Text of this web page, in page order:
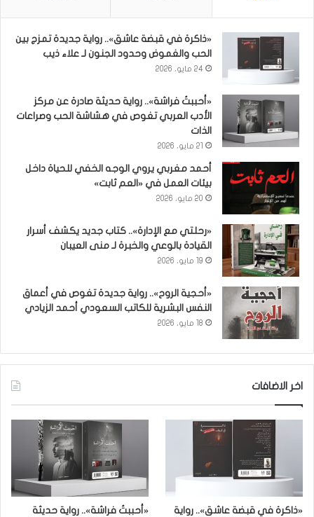
«ذاكرة في قبضة عاشق».. رواية جديدة تمزج بين
الحب والغموض وحدود الجنون لـ علاء ذيب
24 مايو، 2026
«أحببتُ فراشة».. رواية حديثة صادرة عن مركز
الأدب العربي تغوص في هشاشة الحب وصراعات
الذات
21 مايو، 2026
أحمد مغربي يروي الوجه الخفي للحياة داخل
بيئات العمل في «العم ثابت»
20 مايو، 2026
«رحلتي مع الإدارة».. كتاب جديد يكشف أسرار
القيادة بالوعي والخبرة لـ منى العيبان
19 مايو، 2026
«أحجية الروح».. رواية جديدة تغوص في أعماق
النفس البشرية للكاتب السعودي أحمد الزيادي
18 مايو، 2026
اخر الاضافات
«ذاكرة في قبضة عاشق».. رواية «أحببتُ فراشة».. رواية حديثة